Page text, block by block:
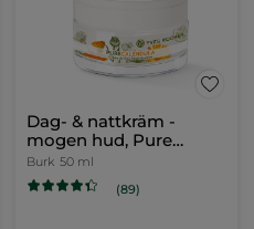
Dag- & nattkräm -
mogen hud, Pure
Calendula
Burk 50 ml
(89)